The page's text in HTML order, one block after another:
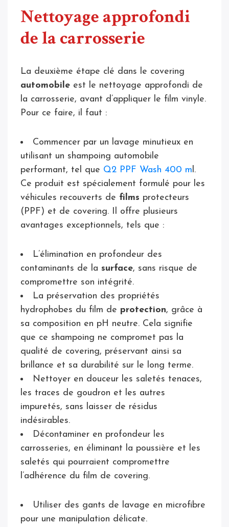
Nettoyage approfondi
de la carrosserie
La deuxième étape clé dans le covering
automobile est le nettoyage approfondi de
la carrosserie, avant d’appliquer le film vinyle.
Pour ce faire, il faut :
Commencer par un lavage minutieux en
utilisant un shampoing automobile
performant, tel que Q2 PPF Wash 400 m l.
Ce produit est spécialement formulé pour les
véhicules recouverts de films protecteurs
(PPF) et de covering. Il offre plusieurs
avantages exceptionnels, tels que :
L’élimination en profondeur des
contaminants de la surface, sans risque de
compromettre son intégrité.
La préservation des propriétés
hydrophobes du film de protection, grâce à
sa composition en pH neutre. Cela signifie
que ce shampoing ne compromet pas la
qualité de covering, préservant ainsi sa
brillance et sa durabilité sur le long terme.
Nettoyer en douceur les saletés tenaces,
les traces de goudron et les autres
impuretés, sans laisser de résidus
indésirables.
Décontaminer en profondeur les
carrosseries, en éliminant la poussière et les
saletés qui pourraient compromettre
l’adhérence du film de covering.
Utiliser des gants de lavage en microfibre
pour une manipulation délicate.